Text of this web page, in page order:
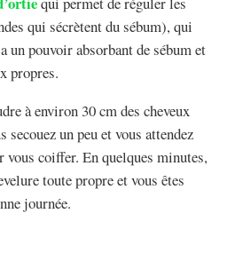
qui sécrètent du sébum), qui
un pouvoir absorbant de sébum et
propres.
à environ 30 cm des cheveux
secouez un peu et vous attendez
vous coiffer. En quelques minutes,
toute propre et vous êtes
journée.